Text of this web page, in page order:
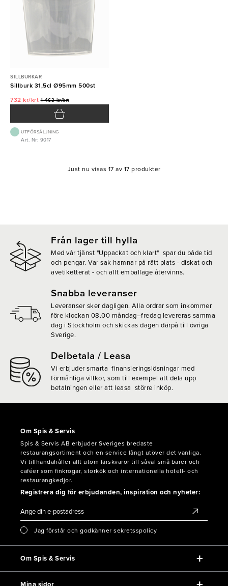
SILLBURKAR
Sillburk 31,5cl Ø95mm 500st
732 kr/krt1 463 kr/krt
UTFÖRSÄLJNING
Art. Nr: 9017
Just nu visas 17 av 17 produkter
Från lager till hylla
Med vår tjänst "Uppackat och klart" spar du både tid
och pengar. Var sak hamnar på rätt plats - diskat och
avetiketterat - och allt emballage återvinns.
Snabba leveranser
Leveranser sker dagligen. Alla ordrar som inkommer
före klockan 08.00 måndag–fredag levereras samma
dag i Stockholm och skickas dagen därpå till övriga
Sverige.
Delbetala / Leasa
Vi erbjuder smarta finansieringslösningar med
förmånliga villkor, som till exempel att dela upp
betalningen eller att leasa större inköp.
Om Spis & Servis
Spis & Servis AB erbjuder Sveriges bredaste
restaurangsortiment och en service långt utöver det vanliga.
Vi tillhandahåller allt utom färskvaror till såväl små barer och
caféer som finkrogar, storkök och internationella hotell- och
restaurangkedjor.
Registrera dig för erbjudanden, inspiration och nyheter:
Jag förstår och godkänner sekretsspolicy
Om Spis & Servis